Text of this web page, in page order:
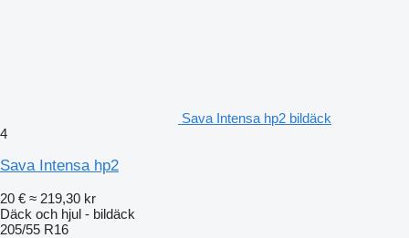
Sava Intensa hp2 bildäck
4
Sava Intensa hp2
20 € ≈ 219,30 kr
Däck och hjul - bildäck
205/55 R16